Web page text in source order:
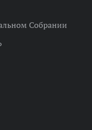
Собрании